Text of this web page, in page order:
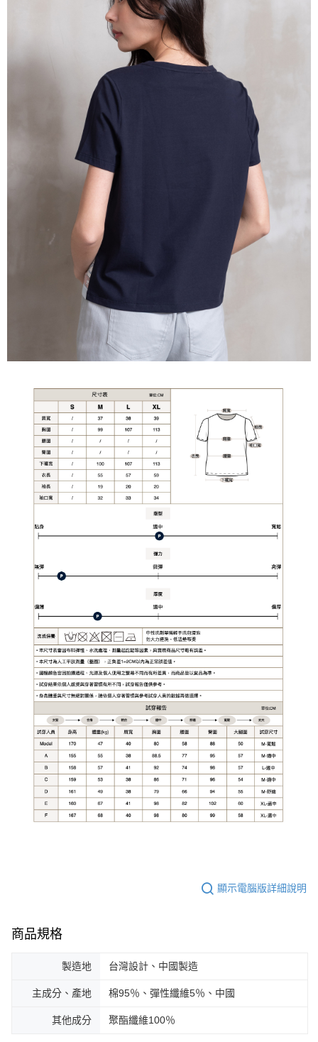
顯示電腦版詳細說明
商品規格
製造地 台灣設計、中國製造
主成分、產地 棉95％、彈性纖維5％、中國
其他成分 聚酯纖維100％